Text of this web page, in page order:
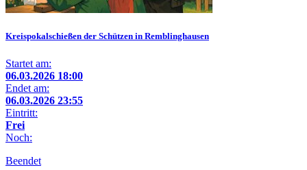
Kreispokalschießen der Schützen in Remblinghausen
Startet am:
06.03.2026 18:00
Endet am:
06.03.2026 23:55
Eintritt:
Frei
Noch:
Beendet